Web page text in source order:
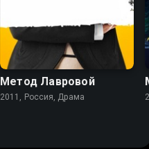
7.2 5.7
Метод Лавровой
2011, Россия, Драма